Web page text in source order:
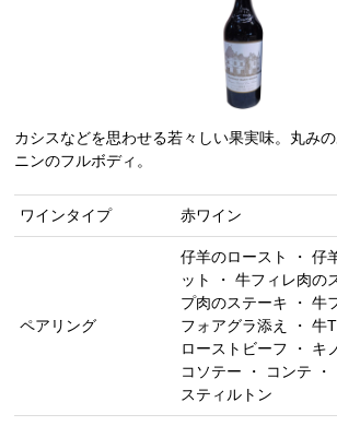
カシスなどを思わせる若々しい果実味。丸み
ニンのフルボディ。
ワインタイプ 赤ワイン
ペアリング
仔羊のロースト ・ 仔
ット ・ 牛フィレ肉の
プ肉のステーキ ・ 牛
フォアグラ添え ・ 牛
ローストビーフ ・ キ
コソテー ・ コンテ ・
スティルトン